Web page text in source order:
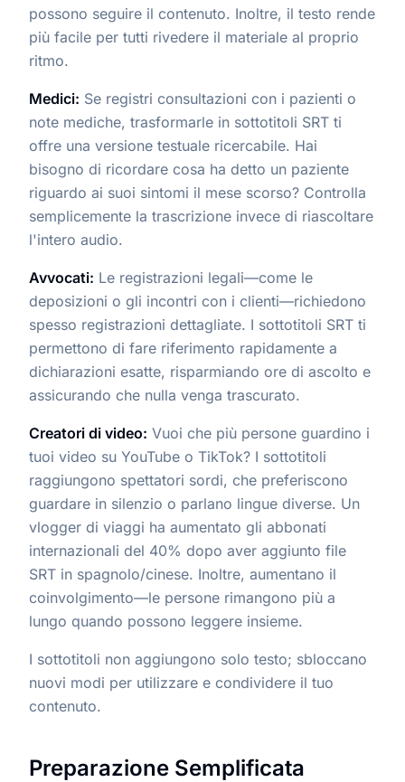
possono seguire il contenuto. Inoltre, il testo rende
più facile per tutti rivedere il materiale al proprio
ritmo.
Medici: Se registri consultazioni con i pazienti o
note mediche, trasformarle in sottotitoli SRT ti
offre una versione testuale ricercabile. Hai
bisogno di ricordare cosa ha detto un paziente
riguardo ai suoi sintomi il mese scorso? Controlla
semplicemente la trascrizione invece di riascoltare
l'intero audio.
Avvocati: Le registrazioni legali—come le
deposizioni o gli incontri con i clienti—richiedono
spesso registrazioni dettagliate. I sottotitoli SRT ti
permettono di fare riferimento rapidamente a
dichiarazioni esatte, risparmiando ore di ascolto e
assicurando che nulla venga trascurato.
Creatori di video: Vuoi che più persone guardino i
tuoi video su YouTube o TikTok? I sottotitoli
raggiungono spettatori sordi, che preferiscono
guardare in silenzio o parlano lingue diverse. Un
vlogger di viaggi ha aumentato gli abbonati
internazionali del 40% dopo aver aggiunto file
SRT in spagnolo/cinese. Inoltre, aumentano il
coinvolgimento—le persone rimangono più a
lungo quando possono leggere insieme.
I sottotitoli non aggiungono solo testo; sbloccano
nuovi modi per utilizzare e condividere il tuo
contenuto.
Preparazione Semplificata